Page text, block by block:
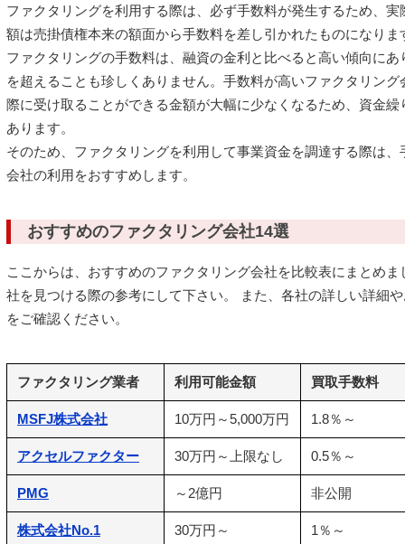
ファクタリングを利用する際は、必ず手数料が発生するため、
額は売掛債権本来の額面から手数料を差し引かれたものになりま
ファクタリングの手数料は、融資の金利と比べると高い傾向に
を超えることも珍しくありません。手数料が高いファクタリン
際に受け取ることができる金額が大幅に少なくなるため、資金
あります。
そのため、ファクタリングを利用して事業資金を調達する際は
会社の利用をおすすめします。
おすすめのファクタリング会社14選
ここからは、おすすめのファクタリング会社を比較表にまとめ
社を見つける際の参考にして下さい。 また、各社の詳しい詳細
をご確認ください。
ファクタリング業者 利用可能金額 買取手数料
MSFJ株式会社 10万円～5,000万円 1.8％～
アクセルファクター 30万円～上限なし 0.5％～
PMG ～2億円 非公開
株式会社No.1 30万円～ 1％～